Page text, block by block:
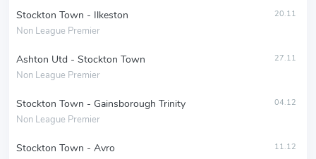
Stockton Town - Ilkeston
Non League Premier
20.11
Ashton Utd - Stockton Town
Non League Premier
27.11
Stockton Town - Gainsborough Trinity
Non League Premier
04.12
Stockton Town - Avro 11.12